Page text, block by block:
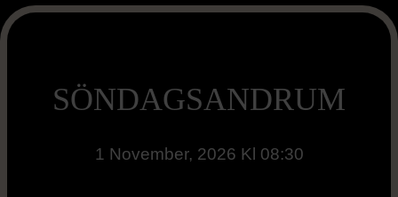
SÖNDAGSANDRUM
1 November, 2026 Kl 08:30